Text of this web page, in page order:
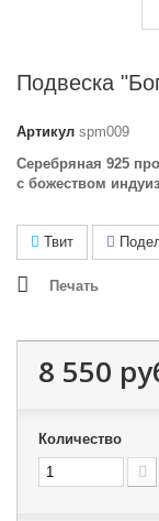
Подвеска
Артикул spm009
Серебряная 925
с божеством
Твит
Печать
8 550
Количество